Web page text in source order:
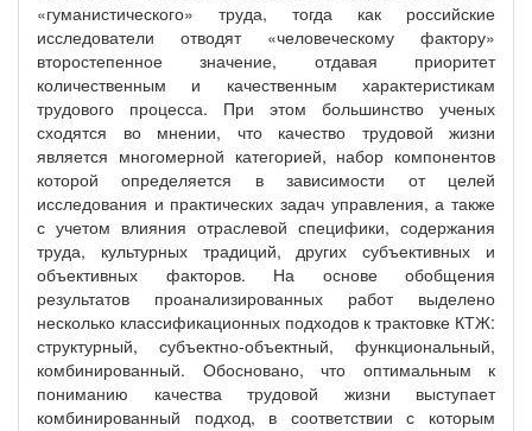
«гуманистического» труда, тогда как российские
исследователи отводят «человеческому фактору»
второстепенное значение, отдавая приоритет
количественным и качественным характеристикам
трудового процесса. При этом большинство ученых
сходятся во мнении, что качество трудовой жизни
является многомерной категорией, набор компонентов
которой определяется в зависимости от целей
исследования и практических задач управления, а также
с учетом влияния отраслевой специфики, содержания
труда, культурных традиций, других субъективных и
объективных факторов. На основе обобщения
результатов проанализированных работ выделено
несколько классификационных подходов к трактовке КТЖ:
структурный, субъектно-объектный, функциональный,
комбинированный. Обосновано, что оптимальным к
пониманию качества трудовой жизни выступает
комбинированный подход, в соответствии с которым